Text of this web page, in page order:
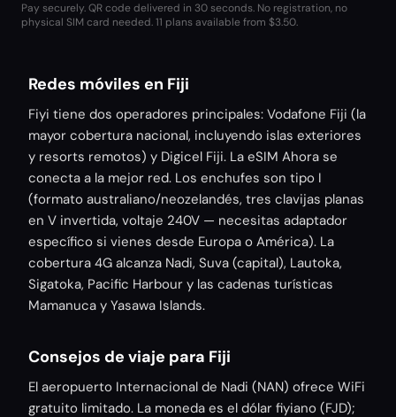
Pay securely. QR code delivered in 30 seconds. No registration, no
physical SIM card needed.11 plans available from $3.50.
Redes móviles en Fiji
Fiyi tiene dos operadores principales: Vodafone Fiji (la
mayor cobertura nacional, incluyendo islas exteriores
y resorts remotos) y Digicel Fiji. La eSIM Ahora se
conecta a la mejor red. Los enchufes son tipo I
(formato australiano/neozelandés, tres clavijas planas
en V invertida, voltaje 240V — necesitas adaptador
específico si vienes desde Europa o América). La
cobertura 4G alcanza Nadi, Suva (capital), Lautoka,
Sigatoka, Pacific Harbour y las cadenas turísticas
Mamanuca y Yasawa Islands.
Consejos de viaje para Fiji
El aeropuerto Internacional de Nadi (NAN) ofrece WiFi
gratuito limitado. La moneda es el dólar fiyiano (FJD);